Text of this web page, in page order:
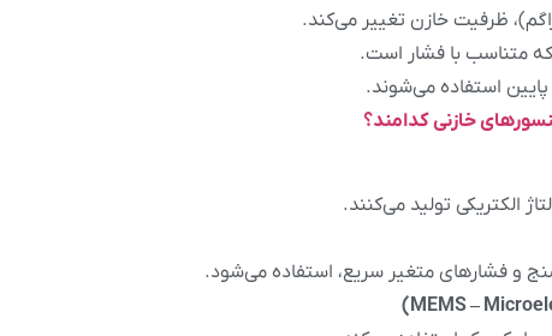
ظرفیت خازن تغییر می‌کند.
متناسب با فشار است.
استفاده می‌شوند.
خازنی کدامند؟
الکتریکی تولید می‌کنند.
و فشارهای متغیر سریع، استفاده می‌شود.